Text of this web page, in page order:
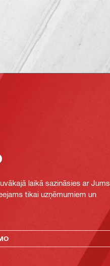
laikā sazināsies ar Jums,
tikai uzņēmumiem un